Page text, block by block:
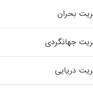
بحران
جهانگردی
دریایی